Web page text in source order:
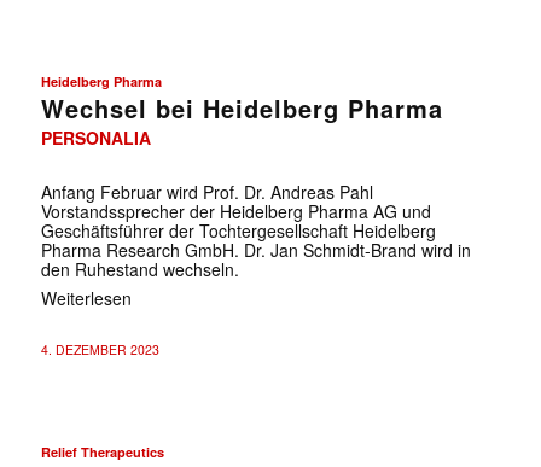
Heidelberg Pharma
Wechsel bei Heidelberg Pharma
PERSONALIA
Anfang Februar wird Prof. Dr. Andreas Pahl
Vorstandssprecher der Heidelberg Pharma AG und
Geschäftsführer der Tochtergesellschaft Heidelberg
Pharma Research GmbH. Dr. Jan Schmidt-Brand wird in
den Ruhestand wechseln.
Weiterlesen
4. DEZEMBER 2023
Relief Therapeutics